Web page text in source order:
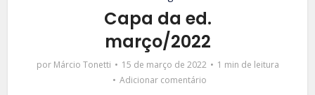
Capa da ed.
março/2022
por Márcio Tonetti 15 de março de 2022
1 min de leitura
Adicionar comentário